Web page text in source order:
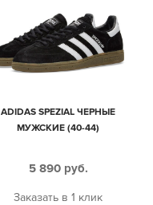
ADIDAS SPEZIAL ЧЕРНЫЕ
МУЖСКИЕ (40-44)
5 890 руб.
Заказать в 1 клик